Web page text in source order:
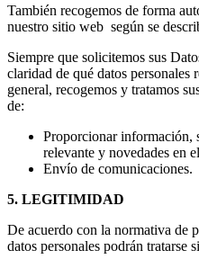
También recogemos de forma
nuestro sitio web según se
Siempre que solicitemos sus
claridad de qué datos personales
general, recogemos y tratamos
de:
Proporcionar información,
relevante y novedades en
Envío de comunicaciones.
5. LEGITIMIDAD
De acuerdo con la normativa de
datos personales podrán tratarse